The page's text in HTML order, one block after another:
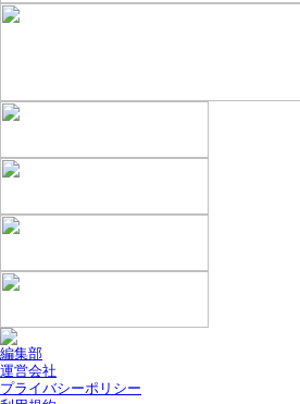
編集部
運営会社
プライバシーポリシー